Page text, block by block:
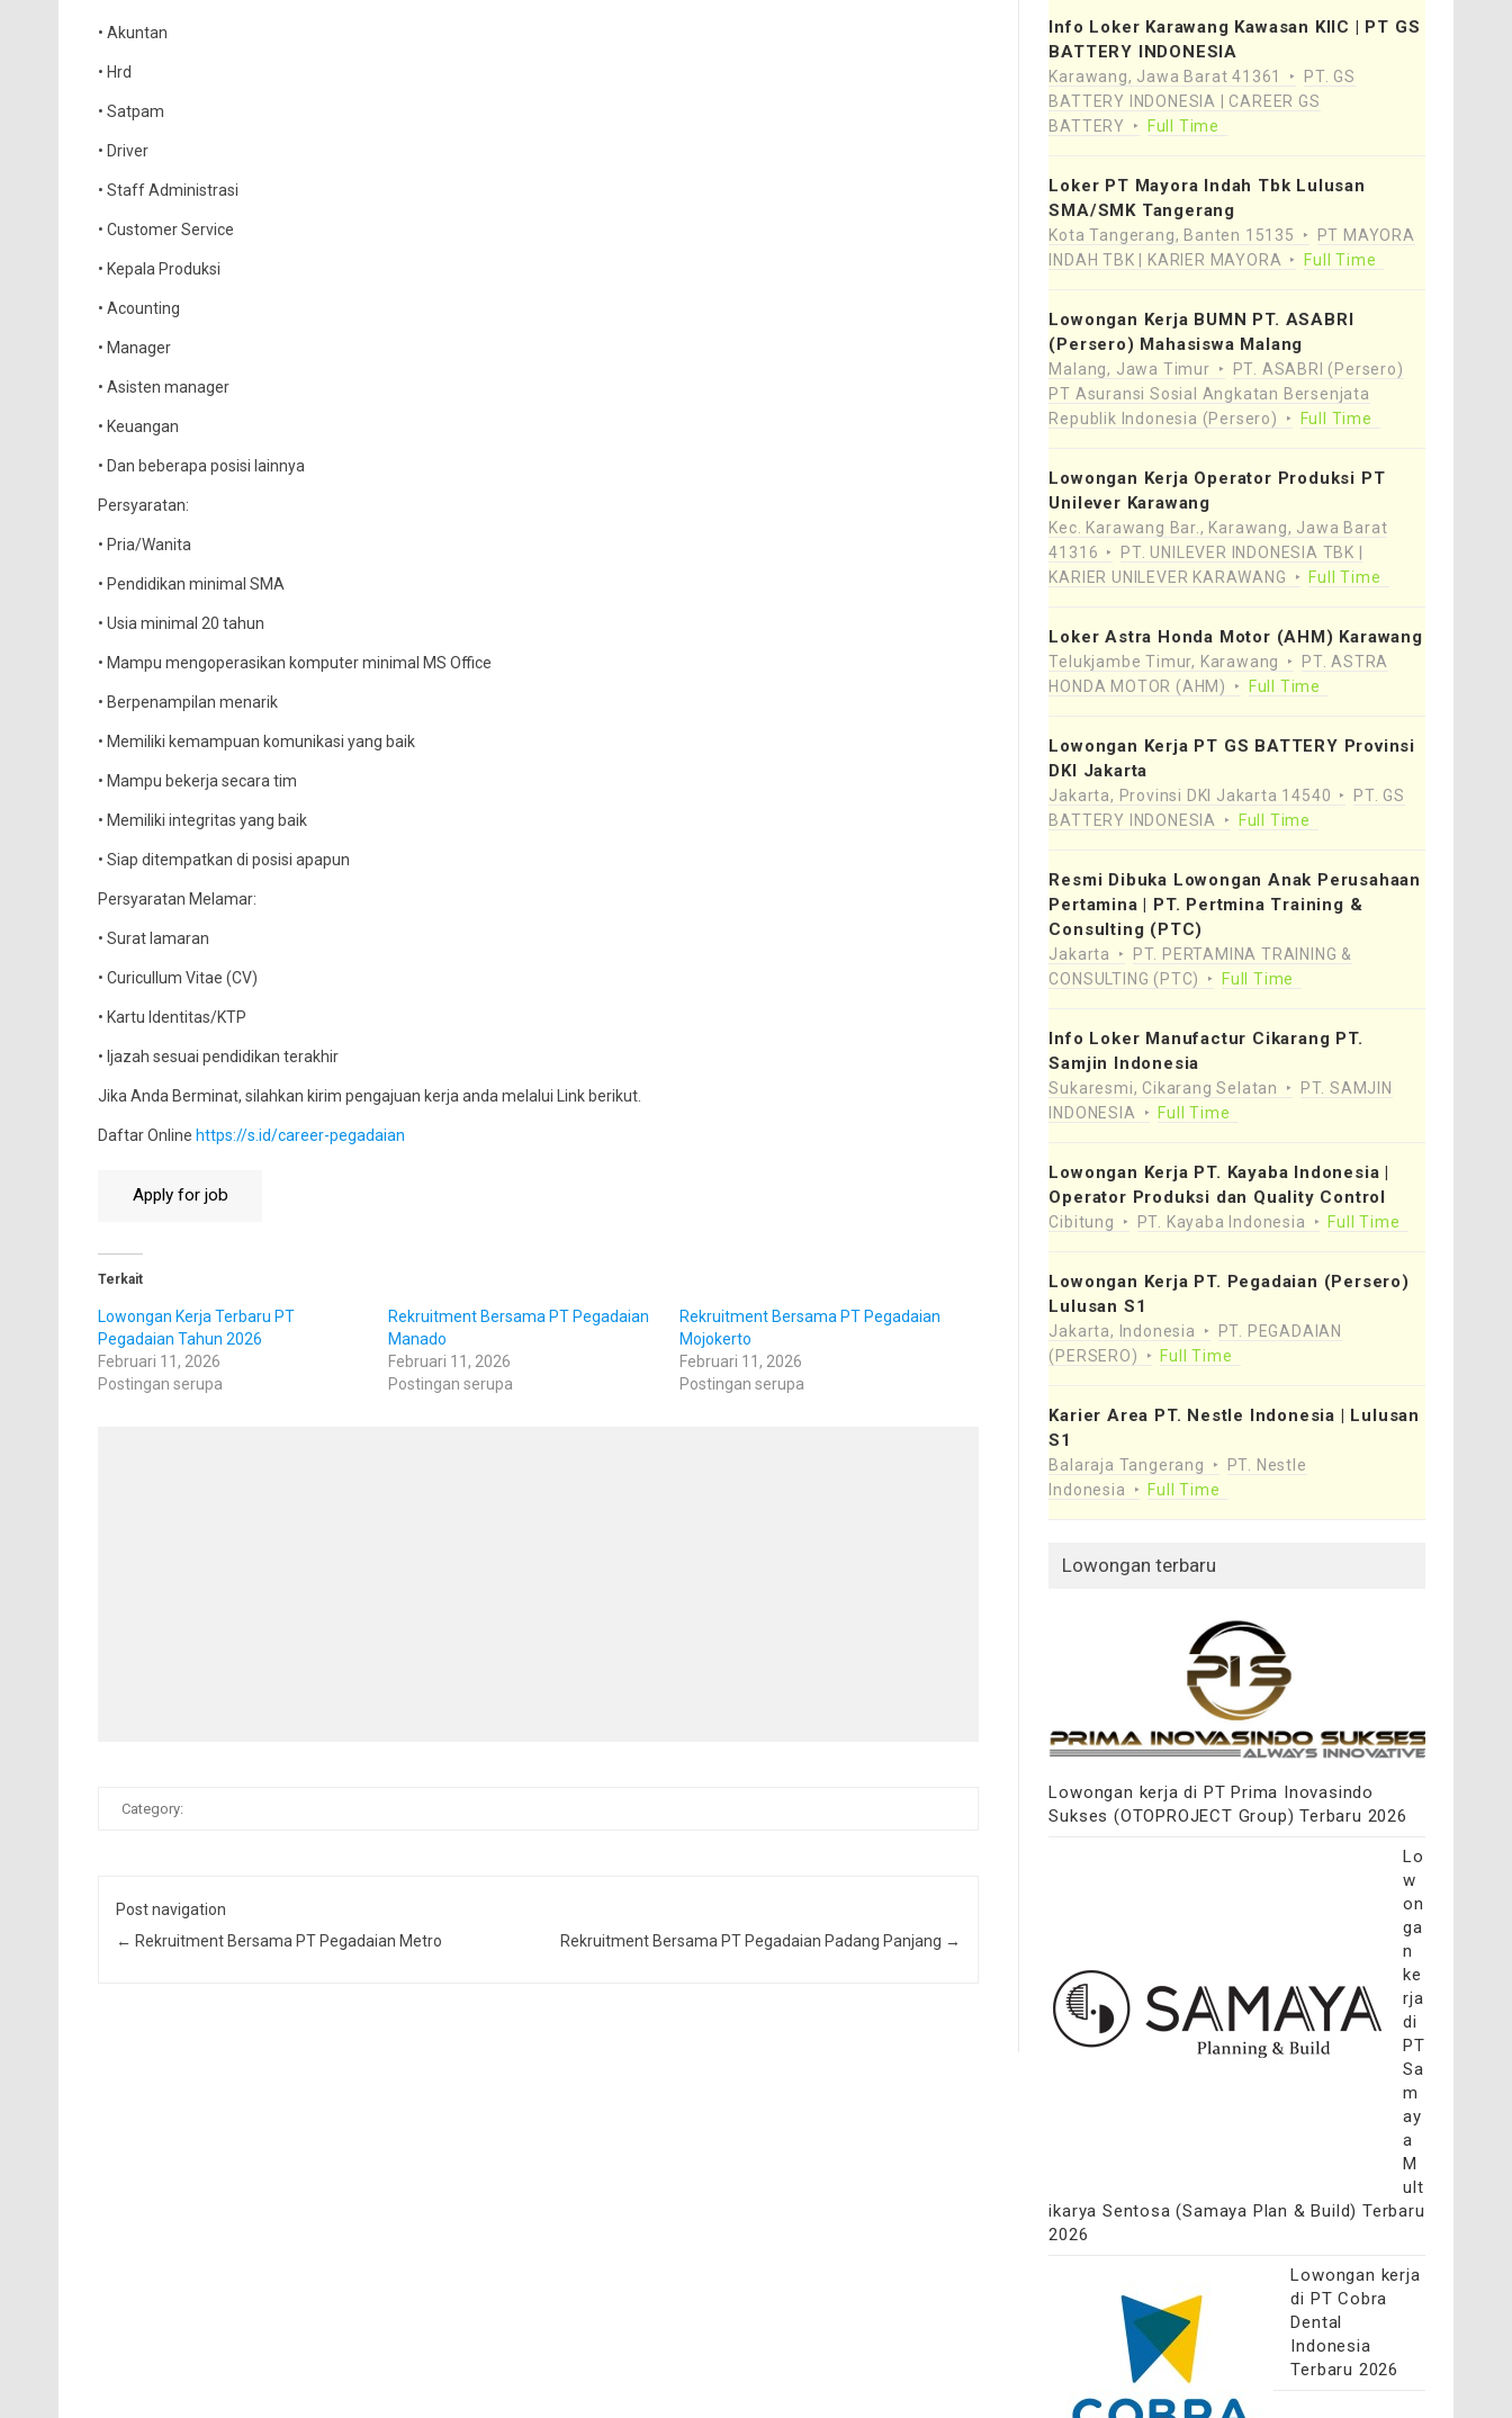
• Akuntan
• Hrd
• Satpam
• Driver
• Staff Administrasi
• Customer Service
• Kepala Produksi
• Acounting
• Manager
• Asisten manager
• Keuangan
• Dan beberapa posisi lainnya
Persyaratan:
• Pria/Wanita
• Pendidikan minimal SMA
• Usia minimal 20 tahun
• Mampu mengoperasikan komputer minimal MS Office
• Berpenampilan menarik
• Memiliki kemampuan komunikasi yang baik
• Mampu bekerja secara tim
• Memiliki integritas yang baik
• Siap ditempatkan di posisi apapun
Persyaratan Melamar:
• Surat lamaran
• Curicullum Vitae (CV)
• Kartu Identitas/KTP
• Ijazah sesuai pendidikan terakhir
Jika Anda Berminat, silahkan kirim pengajuan kerja anda melalui Link berikut.
Daftar Online https://s.id/career-pegadaian
Terkait
Lowongan Kerja Terbaru PT
Pegadaian Tahun 2026
Februari 11, 2026
Postingan serupa
Rekruitment Bersama PT Pegadaian
Manado
Februari 11, 2026
Postingan serupa
Rekruitment Bersama PT Pegadaian
Mojokerto
Februari 11, 2026
Postingan serupa
Category:
Post navigation
← Rekruitment Bersama PT Pegadaian Metro Rekruitment Bersama PT Pegadaian Padang Panjang →
Info Loker Karawang Kawasan KIIC | PT GS
BATTERY INDONESIA
Karawang, Jawa Barat 41361
PT. GS
BATTERY INDONESIA | CAREER GS
BATTERY
Full Time
Loker PT Mayora Indah Tbk Lulusan
SMA/SMK Tangerang
Kota Tangerang, Banten 15135
PT MAYORA
INDAH TBK | KARIER MAYORA
Full Time
Lowongan Kerja BUMN PT. ASABRI
(Persero) Mahasiswa Malang
Malang, Jawa Timur
PT. ASABRI (Persero)
PT Asuransi Sosial Angkatan Bersenjata
Republik Indonesia (Persero)
Full Time
Lowongan Kerja Operator Produksi PT
Unilever Karawang
Kec. Karawang Bar., Karawang, Jawa Barat
41316
PT. UNILEVER INDONESIA TBK |
KARIER UNILEVER KARAWANG
Full Time
Loker Astra Honda Motor (AHM) Karawang
Telukjambe Timur, Karawang
PT. ASTRA
HONDA MOTOR (AHM)
Full Time
Lowongan Kerja PT GS BATTERY Provinsi
DKI Jakarta
Jakarta, Provinsi DKI Jakarta 14540
PT. GS
BATTERY INDONESIA
Full Time
Resmi Dibuka Lowongan Anak Perusahaan
Pertamina | PT. Pertmina Training &
Consulting (PTC)
Jakarta
PT. PERTAMINA TRAINING &
CONSULTING (PTC)
Full Time
Info Loker Manufactur Cikarang PT.
Samjin Indonesia
Sukaresmi, Cikarang Selatan
PT. SAMJIN
INDONESIA
Full Time
Lowongan Kerja PT. Kayaba Indonesia |
Operator Produksi dan Quality Control
Cibitung PT. Kayaba Indonesia Full Time
Lowongan Kerja PT. Pegadaian (Persero)
Lulusan S1
Jakarta, Indonesia
PT. PEGADAIAN
(PERSERO)
Full Time
Karier Area PT. Nestle Indonesia | Lulusan
S1
Balaraja Tangerang
PT. Nestle
Indonesia
Full Time
Lowongan terbaru
Lowongan kerja di PT Prima Inovasindo
Sukses (OTOPROJECT Group) Terbaru 2026
Lo
w
on
ga
n
ke
rja
di
PT
Sa
m
ay
a
M
ult
ikarya Sentosa (Samaya Plan & Build) Terbaru
2026
Lowongan kerja
di PT Cobra
Dental
Indonesia
Terbaru 2026